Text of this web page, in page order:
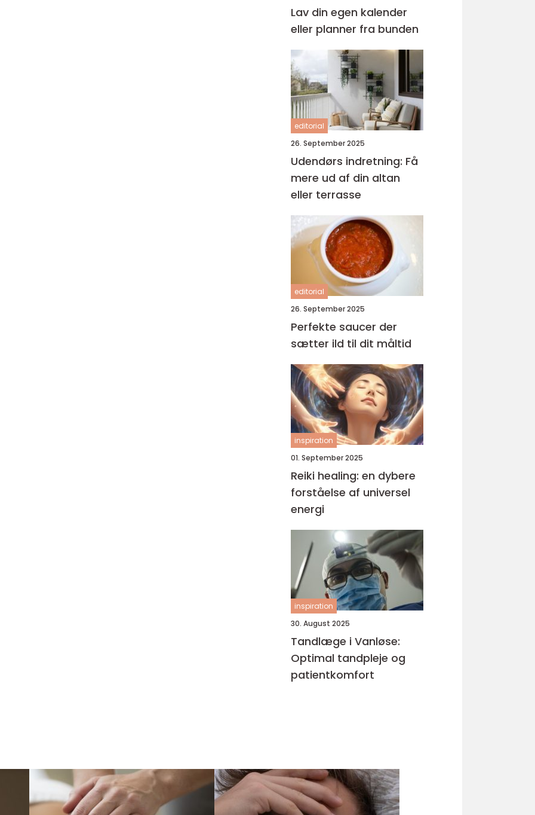
Lav din egen kalender
eller planner fra bunden
editorial
26. September 2025
Udendørs indretning: Få
mere ud af din altan
eller terrasse
editorial
26. September 2025
Perfekte saucer der
sætter ild til dit måltid
inspiration
01. September 2025
Reiki healing: en dybere
forståelse af universel
energi
inspiration
30. August 2025
Tandlæge i Vanløse:
Optimal tandpleje og
patientkomfort